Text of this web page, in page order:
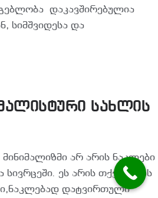
დაკავშირებულია
სიმშვიდესა და
სახლის
არ არის ნაკლები
სივრცეში. ეს არის თქვენთვის
დატვირთული